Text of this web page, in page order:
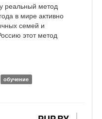
реальный метод
в мире активно
семей и
этот метод
обучение